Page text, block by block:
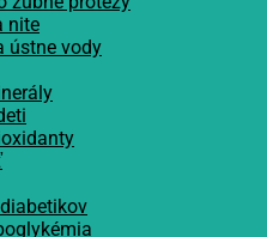
nite
ústne vody